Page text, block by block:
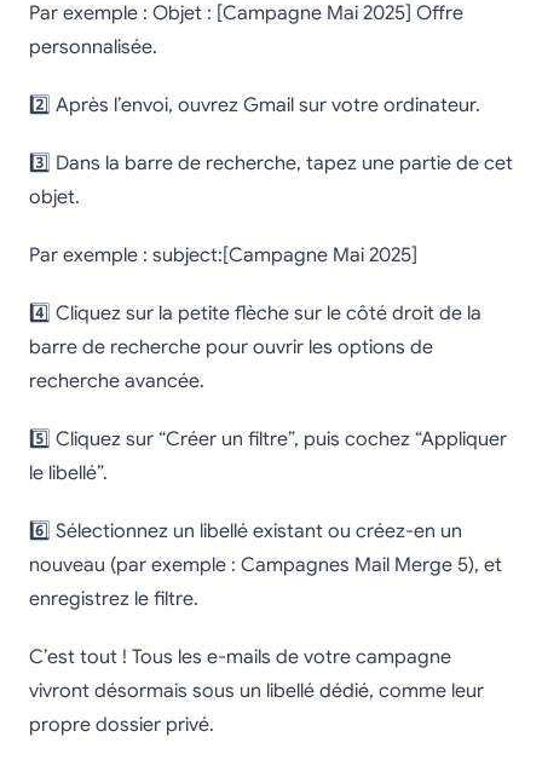
Par exemple : Objet : [Campagne Mai 2025] Offre
personnalisée.
2️⃣ Après l’envoi, ouvrez Gmail sur votre ordinateur.
3️⃣ Dans la barre de recherche, tapez une partie de cet
objet.
Par exemple : subject:[Campagne Mai 2025]
4️⃣ Cliquez sur la petite flèche sur le côté droit de la
barre de recherche pour ouvrir les options de
recherche avancée.
5️⃣ Cliquez sur “Créer un filtre”, puis cochez “Appliquer
le libellé”.
6️⃣ Sélectionnez un libellé existant ou créez-en un
nouveau (par exemple : Campagnes Mail Merge 5), et
enregistrez le filtre.
C’est tout ! Tous les e-mails de votre campagne
vivront désormais sous un libellé dédié, comme leur
propre dossier privé.